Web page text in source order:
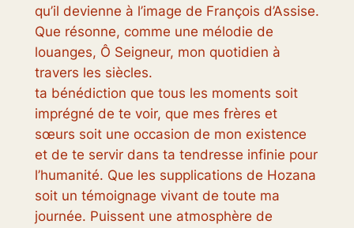
qu’il devienne à l’image de François d’Assise.
Que résonne, comme une mélodie de
louanges, Ô Seigneur, mon quotidien à
travers les siècles.
ta bénédiction que tous les moments soit
imprégné de te voir, que mes frères et
sœurs soit une occasion de mon existence
et de te servir dans ta tendresse infinie pour
l’humanité. Que les supplications de Hozana
soit un témoignage vivant de toute ma
journée. Puissent une atmosphère de